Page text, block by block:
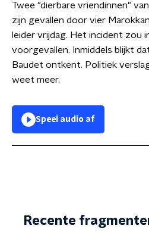
Twee "dierbare vriendinnen"
zijn gevallen door vier
leider vrijdag. Het incident zou
voorgevallen. Inmiddels blijkt
Baudet ontkent. Politiek
weet meer.
Speel audio af
Recente